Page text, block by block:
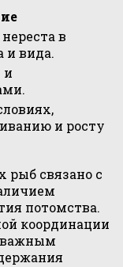
в
и вида.
и
и росту
рыб связано с
потомства.
координации
важным